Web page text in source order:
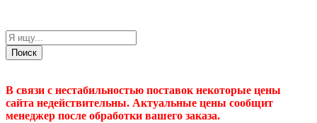
Поиск
В связи с нестабильностью поставок некоторые цены
сайта недействительны. Актуальные цены сообщит
менеджер после обработки вашего заказа.